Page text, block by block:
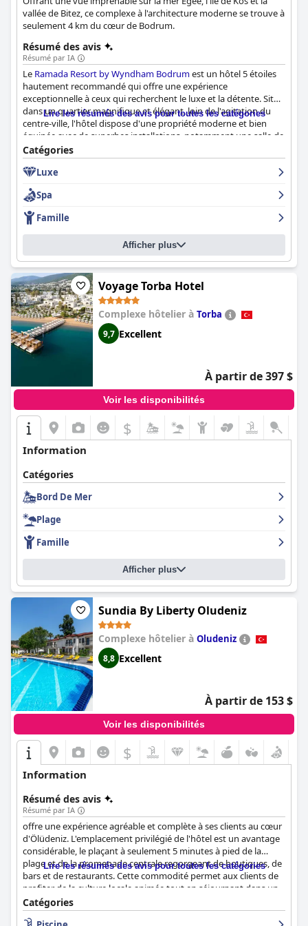
vallée de Bitez, ce complexe à l'architecture moderne se trouve à
seulement 4 km du cœur de Bodrum.
Résumé des avis
Résumé par IA
Le Ramada Resort by Wyndham Bodrumest un hôtel 5 étoiles
hautement recommandé qui offre une expérience
exceptionnelle à ceux qui recherchent le luxe et la détente. Situé
dans un quartier magnifique et élégant, loin de l'agitation du
centre-ville, l'hôtel dispose d'une propriété moderne et bien
équipée avec de superbes installations, notamment une salle de
sport extraordinaire, d'excellents soins de spa et de belles
piscines. Le personnel de l'hôtel est sympathique, accueillant et
très professionnel, même si la langue n'est pas toujours un
obstacle. L'hôtel est idéal pour les familles à la recherche
d'intimité, avec des villas et des suites familiales dotées de
piscines privées. Bien que certains clients aient formulé des
plaintes mineures concernant l'Internet, les chambres et le
manque occasionnel de places assises au bord de la piscine, la
majorité des clients ont trouvé que leRamada Resort by
Wyndham Bodrumétait un choix fantastique pour un séjour
confortable et agréable.
Lire les résumés des avis pour toutes les catégories
Catégories
Luxe
Spa
Famille
Afficher plus
Voyage Torba Hotel
Complexe hôtelier à Torba
9,7 Excellent
À partir de 397 $
Voir les disponibilités
$
Information
Catégories
Bord De Mer
Plage
Famille
Afficher plus
Sundia By Liberty Oludeniz
Complexe hôtelier à Oludeniz
8,8 Excellent
À partir de 153 $
Voir les disponibilités
$
Information
Résumé des avis
Résumé par IA
offre une expérience agréable et complète à ses clients au cœur
d'Ölüdeniz. L'emplacement privilégié de l'hôtel est un avantage
considérable, le plaçant à seulement 5 minutes à pied de la
plage et de la promenade centrale regorgeant de boutiques, de
bars et de restaurants. Cette commodité permet aux clients de
profiter de la culture locale animée tout en séjournant dans un
environnement hôtelier serein et méticuleusement entretenu.
Lire les résumés des avis pour toutes les catégories
Catégories